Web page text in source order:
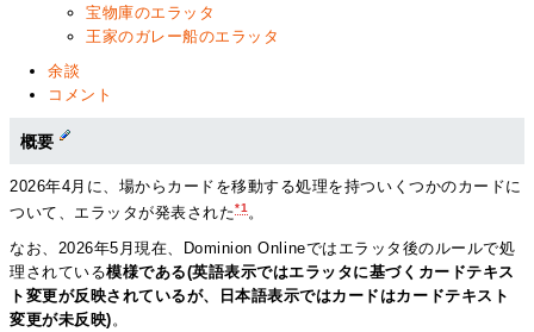
宝物庫のエラッタ
王家のガレー船のエラッタ
余談
コメント
概要
2026年4月に、場からカードを移動する処理を持ついくつかのカードに
ついて、エラッタが発表された*1。
なお、2026年5月現在、Dominion Onlineではエラッタ後のルールで処
理されている模様である(英語表示ではエラッタに基づくカードテキス
ト変更が反映されているが、日本語表示ではカードはカードテキスト
変更が未反映) 。